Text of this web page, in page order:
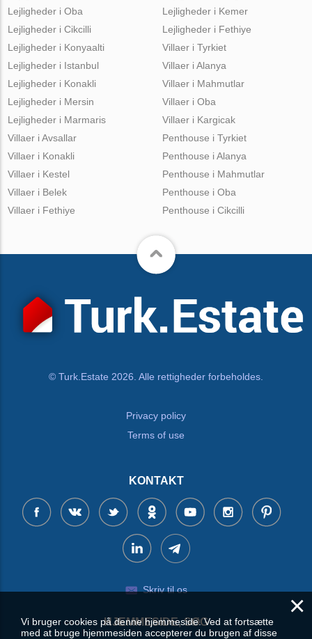
Lejligheder i Oba
Lejligheder i Cikcilli
Lejligheder i Kemer
Lejligheder i Fethiye
Lejligheder i Konyaalti
Lejligheder i Istanbul
Lejligheder i Konakli
Lejligheder i Mersin
Lejligheder i Marmaris
Villaer i Tyrkiet
Villaer i Alanya
Villaer i Mahmutlar
Villaer i Oba
Villaer i Kargicak
Villaer i Avsallar
Villaer i Konakli
Villaer i Kestel
Villaer i Belek
Villaer i Fethiye
Penthouse i Tyrkiet
Penthouse i Alanya
Penthouse i Mahmutlar
Penthouse i Oba
Penthouse i Cikcilli
© Turk.Estate 2026. Alle rettigheder forbeholdes.
Privacy policy
Terms of use
KONTAKT
Skriv til os
HJEMMESIDE, SØG
×
Vi bruger cookies på denne hjemmeside. Ved at fortsætte
med at bruge hjemmesiden accepterer du brugen af disse